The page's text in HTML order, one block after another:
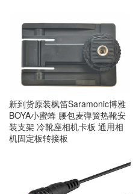
新到货原装枫笛Saramonic博雅
BOYA小蜜蜂 腰包麦弹簧热靴安
装支架 冷靴座相机卡板 通用相
机固定板转接板